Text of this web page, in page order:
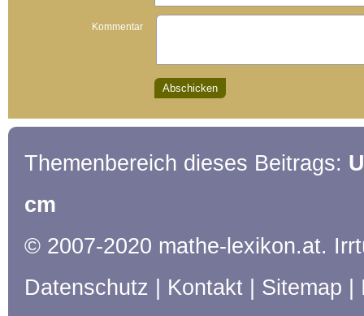
Kommentar
Themenbereich dieses Beitrags:
cm
© 2007-2020 mathe-lexikon.at.
Datenschutz
Kontakt Sitemap